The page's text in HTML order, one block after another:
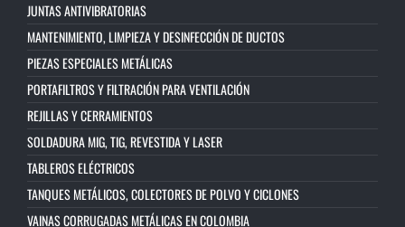
JUNTAS ANTIVIBRATORIAS
MANTENIMIENTO, LIMPIEZA Y DESINFECCIÓN DE DUCTOS
PIEZAS ESPECIALES METÁLICAS
PORTAFILTROS Y FILTRACIÓN PARA VENTILACIÓN
REJILLAS Y CERRAMIENTOS
SOLDADURA MIG, TIG, REVESTIDA Y LASER
TABLEROS ELÉCTRICOS
TANQUES METÁLICOS, COLECTORES DE POLVO Y CICLONES
VAINAS CORRUGADAS METÁLICAS EN COLOMBIA